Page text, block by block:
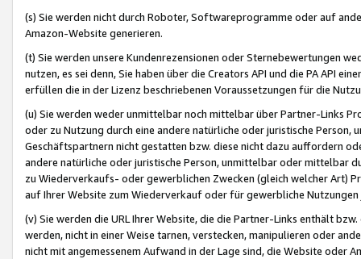
(s) Sie werden nicht durch Roboter, Softwareprogramme oder auf
Amazon-Website generieren.
(t) Sie werden unsere Kundenrezensionen oder Sternebewertungen
nutzen, es sei denn, Sie haben über die Creators API und die PA API
erfüllen die in der Lizenz beschriebenen Voraussetzungen für die
(u) Sie werden weder unmittelbar noch mittelbar über Partner-Links
oder zu Nutzung durch eine andere natürliche oder juristische
Geschäftspartnern nicht gestatten bzw. diese nicht dazu auffordern
andere natürliche oder juristische Person, unmittelbar oder mittelbar
zu Wiederverkaufs- oder gewerblichen Zwecken (gleich welcher Art)
auf Ihrer Website zum Wiederverkauf oder für gewerbliche
(v) Sie werden die URL Ihrer Website, die die Partner-Links enthält
werden, nicht in einer Weise tarnen, verstecken, manipulieren oder
nicht mit angemessenem Aufwand in der Lage sind, die Website oder